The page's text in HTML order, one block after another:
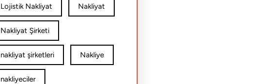
Lojistik Nakliyat Nakliyat
Nakliyat Şirketi
nakliyat şirketleri Nakliye
nakliyeciler